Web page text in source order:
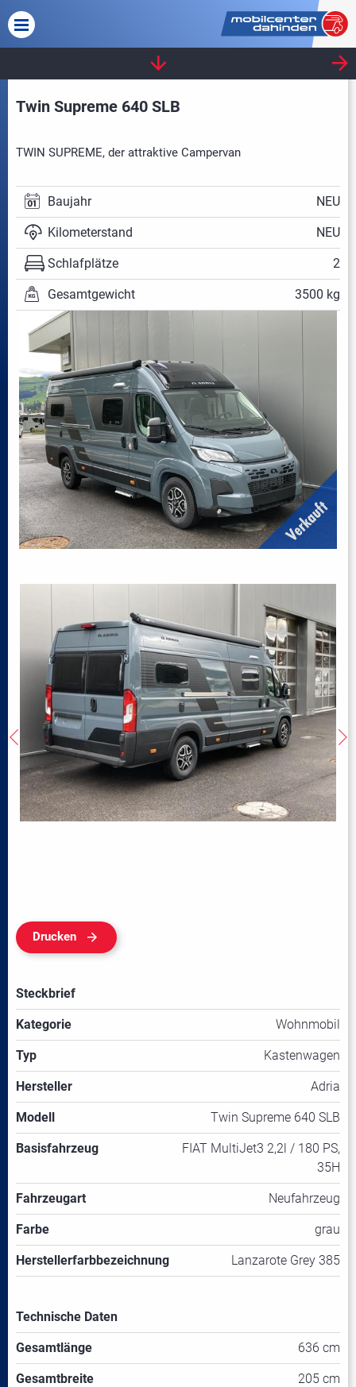
Twin Supreme 640 SLB
TWIN SUPREME, der attraktive Campervan
Baujahr NEU
Kilometerstand NEU
Schlafplätze 2
Gesamtgewicht 3500 kg
Drucken
Steckbrief
Kategorie Wohnmobil
Typ Kastenwagen
Hersteller Adria
Modell Twin Supreme 640 SLB
Basisfahrzeug
FIAT MultiJet3 2,2l / 180 PS,
35H
Fahrzeugart Neufahrzeug
Farbe grau
Herstellerfarbbezeichnung Lanzarote Grey 385
Technische Daten
Gesamtlänge 636 cm
Gesamtbreite 205 cm